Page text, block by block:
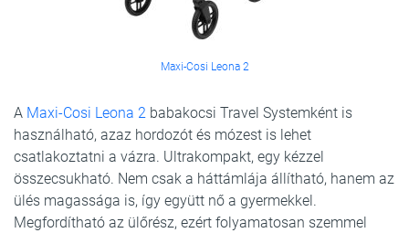
Maxi-Cosi Leona 2
A Maxi-Cosi Leona 2 babakocsi Travel Systemként is
használható, azaz hordozót és mózest is lehet
csatlakoztatni a vázra. Ultrakompakt, egy kézzel
összecsukható. Nem csak a háttámlája állítható, hanem az
ülés magassága is, így együtt nő a gyermekkel.
Megfordítható az ülőrész, ezért folyamatosan szemmel